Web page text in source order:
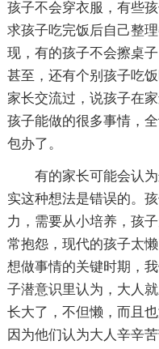
孩子不会穿衣服，有些
求孩子吃完饭后自己整
现，有的孩子不会擦桌
甚至，还有个别孩子吃
家长交流过，说孩子在
孩子能做的很多事情，
包办了。
有的家长可能会认
实这种想法是错误的。
力，需要从小培养，孩
常抱怨，现代的孩子太
想做事情的关键时期，
子潜意识里认为，大人
长大了，不但懒，而且
因为他们认为大人辛辛